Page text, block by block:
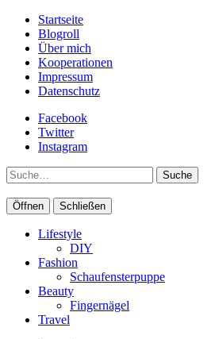
Startseite
Blogroll
Über mich
Kooperationen
Impressum
Datenschutz
Facebook
Twitter
Instagram
Suche
Öffnen Schließen
Lifestyle
DIY
Fashion
Schaufensterpuppe
Beauty
Fingernägel
Travel